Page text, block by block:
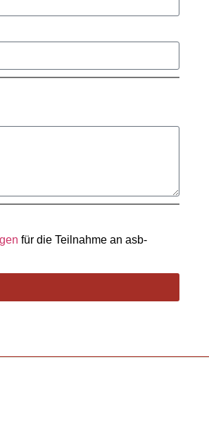
für die Teilnahme an asb-